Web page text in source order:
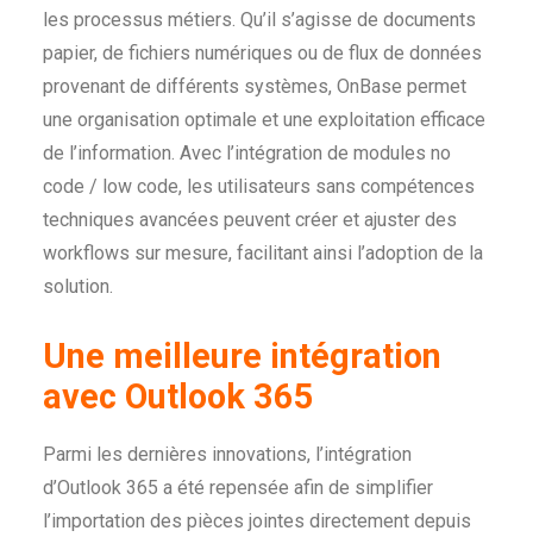
les processus métiers. Qu’il s’agisse de documents
papier, de fichiers numériques ou de flux de données
provenant de différents systèmes, OnBase permet
une organisation optimale et une exploitation efficace
de l’information. Avec l’intégration de modules no
code / low code, les utilisateurs sans compétences
techniques avancées peuvent créer et ajuster des
workflows sur mesure, facilitant ainsi l’adoption de la
solution.
Une meilleure intégration
avec Outlook 365
Parmi les dernières innovations, l’intégration
d’Outlook 365 a été repensée afin de simplifier
l’importation des pièces jointes directement depuis